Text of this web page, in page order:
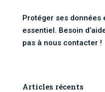
Protéger ses données
essentiel. Besoin
pas à nous contacter !
Articles récents